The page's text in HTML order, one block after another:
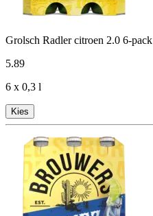
Grolsch Radler citroen 2.0 6-pack
5.89
6 x 0,3 l
Kies